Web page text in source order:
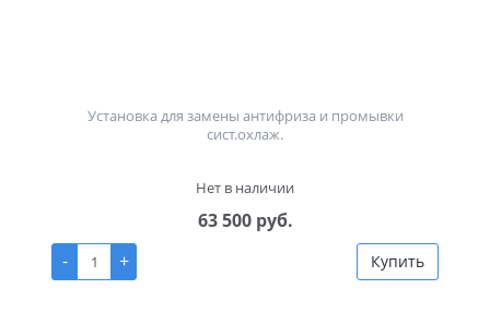
Установка для замены антифриза и промывки
сист.охлаж.
Нет в наличии
63 500 руб.
-
+ Купить